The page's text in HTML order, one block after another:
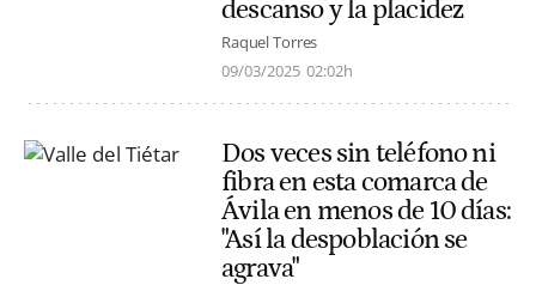
descanso y la placidez
Raquel Torres
09/03/2025 02:02h
Dos veces sin teléfono ni
fibra en esta comarca de
Ávila en menos de 10 días:
"Así la despoblación se
agrava"